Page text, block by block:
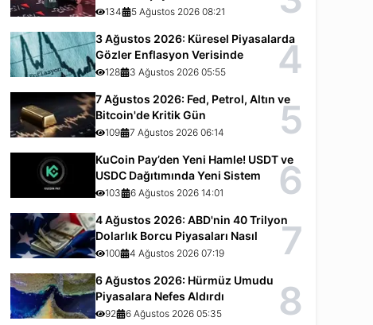
134 5 Ağustos 2026 08:21
3 Ağustos 2026: Küresel Piyasalarda
Gözler Enflasyon Verisinde
128 3 Ağustos 2026 05:55 4
7 Ağustos 2026: Fed, Petrol, Altın ve
Bitcoin'de Kritik Gün
109 7 Ağustos 2026 06:14 5
KuCoin Pay’den Yeni Hamle! USDT ve
USDC Dağıtımında Yeni Sistem
103 6 Ağustos 2026 14:01 6
4 Ağustos 2026: ABD'nin 40 Trilyon
Dolarlık Borcu Piyasaları Nasıl
Etkiliyor?
100 4 Ağustos 2026 07:19 7
6 Ağustos 2026: Hürmüz Umudu
Piyasalara Nefes Aldırdı
92 6 Ağustos 2026 05:35 8